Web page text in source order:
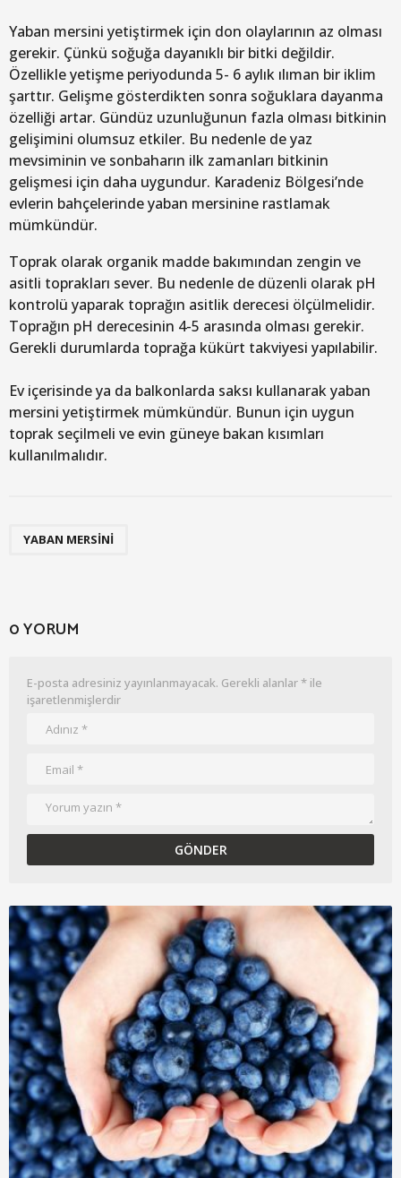
Yaban mersini yetiştirmek için don olaylarının az olması
gerekir. Çünkü soğuğa dayanıklı bir bitki değildir.
Özellikle yetişme periyodunda 5- 6 aylık ılıman bir iklim
şarttır. Gelişme gösterdikten sonra soğuklara dayanma
özelliği artar. Gündüz uzunluğunun fazla olması bitkinin
gelişimini olumsuz etkiler. Bu nedenle de yaz
mevsiminin ve sonbaharın ilk zamanları bitkinin
gelişmesi için daha uygundur. Karadeniz Bölgesi’nde
evlerin bahçelerinde yaban mersinine rastlamak
mümkündür.
Toprak olarak organik madde bakımından zengin ve
asitli toprakları sever. Bu nedenle de düzenli olarak pH
kontrolü yaparak toprağın asitlik derecesi ölçülmelidir.
Toprağın pH derecesinin 4-5 arasında olması gerekir.
Gerekli durumlarda toprağa kükürt takviyesi yapılabilir.
Ev içerisinde ya da balkonlarda saksı kullanarak yaban
mersini yetiştirmek mümkündür. Bunun için uygun
toprak seçilmeli ve evin güneye bakan kısımları
kullanılmalıdır.
YABAN MERSINI
0 YORUM
E-posta adresiniz yayınlanmayacak. Gerekli alanlar* ile
işaretlenmişlerdir